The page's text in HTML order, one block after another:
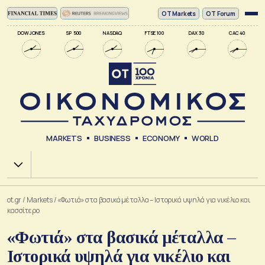
DOW JONES SP 500 NASDAQ FTSE 100 DAX 30 CAC 40
ΟΤ Markets OT Forum
MARKETS BUSINESS ECONOMY WORLD
Χ.Α.
ot.gr/ Markets/«Φωτιά» στα βασικά μέταλλα – Ιστορικά υψηλά για νικέλιο και
κασσίτερο
«Φωτιά» στα βασικά μέταλλα –
Ιστορικά υψηλά για νικέλιο και